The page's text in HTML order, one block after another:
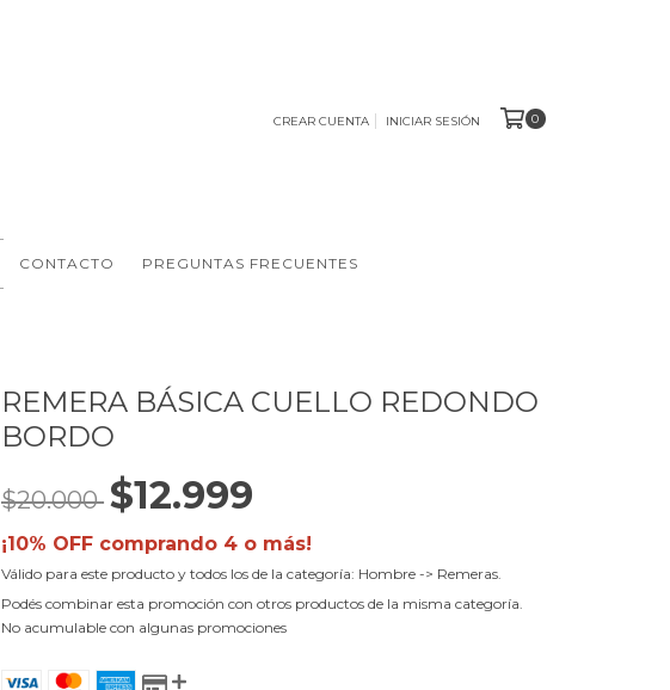
CREAR CUENTA INICIAR SESIÓN 0
CONTACTO PREGUNTAS FRECUENTES
REMERA BÁSICA CUELLO REDONDO
BORDO
$20.000 $12.999
¡10% OFF comprando 4 o más!
Válido para este producto y todos los de la categoría: Hombre -> Remeras.
Podés combinar esta promoción con otros productos de la misma categoría.
No acumulable con algunas promociones